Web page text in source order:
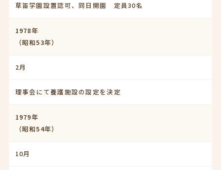
草笛学園設置認可、同日開園 定員30名
1978年
（昭和53年）
2月
理事会にて養護施設の設定を決定
1979年
（昭和54年）
10月